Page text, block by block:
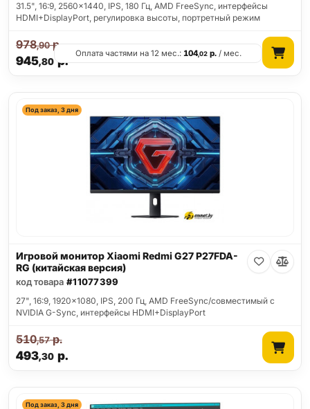
31.5", 16:9, 2560x1440, IPS, 180 Гц, AMD FreeSync, интерфейсы
HDMI+DisplayPort, регулировка высоты, портретный режим
945,80р.
978,90р.
Оплата частями на 12 мес.: 104,02р./ мес.
Под заказ, 3 дня
Игровой монитор Xiaomi Redmi G27 P27FDA-
RG (китайская версия)
код товара #11077399
27", 16:9, 1920x1080, IPS, 200 Гц, AMD FreeSync/совместимый с
NVIDIA G-Sync, интерфейсы HDMI+DisplayPort
493,30р.
510,57р.
Под заказ, 3 дня